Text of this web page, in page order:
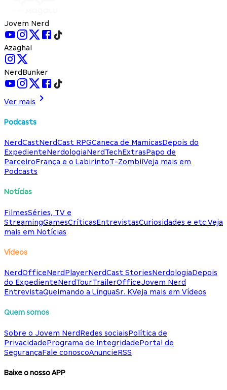
Jovem Nerd
Azaghal
NerdBunker
Ver mais
Podcasts
NerdCastNerdCast RPGCaneca de MamicasDepois do
ExpedienteNerdologiaNerdTechExtrasPapo de
ParceiroFrança e o LabirintoT-ZombiiVeja mais em
Podcasts
Notícias
FilmesSéries, TV e
StreamingGamesCríticasEntrevistasCuriosidades e etc.Veja
mais em Notícias
Vídeos
NerdOfficeNerdPlayerNerdCast StoriesNerdologiaDepois
do ExpedienteNerdTourTrailerOfficeJovem Nerd
EntrevistaQueimando a LínguaSr. KVeja mais em Vídeos
Quem somos
Sobre o Jovem NerdRedes sociaisPolítica de
PrivacidadePrograma de IntegridadePortal de
SegurançaFale conoscoAnuncieRSS
Baixe o nosso APP